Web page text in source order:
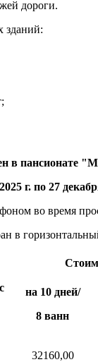
дороги.
зданий:
в пансионате
г. по 27
во время
в
на 10 дней/
8 ванн
32160,00